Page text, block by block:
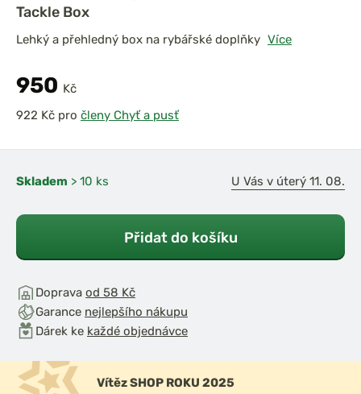
Tackle Box
Lehký a přehledný box na rybářské doplňky Více
950 Kč
pro členy Chyť a pusť
Skladem > 10 ks U Vás v úterý 11. 08.
Přidat do košíku
Doprava od 58 Kč
Garance nejlepšího nákupu
Dárek ke každé objednávce
Vítěz SHOP ROKU 2025